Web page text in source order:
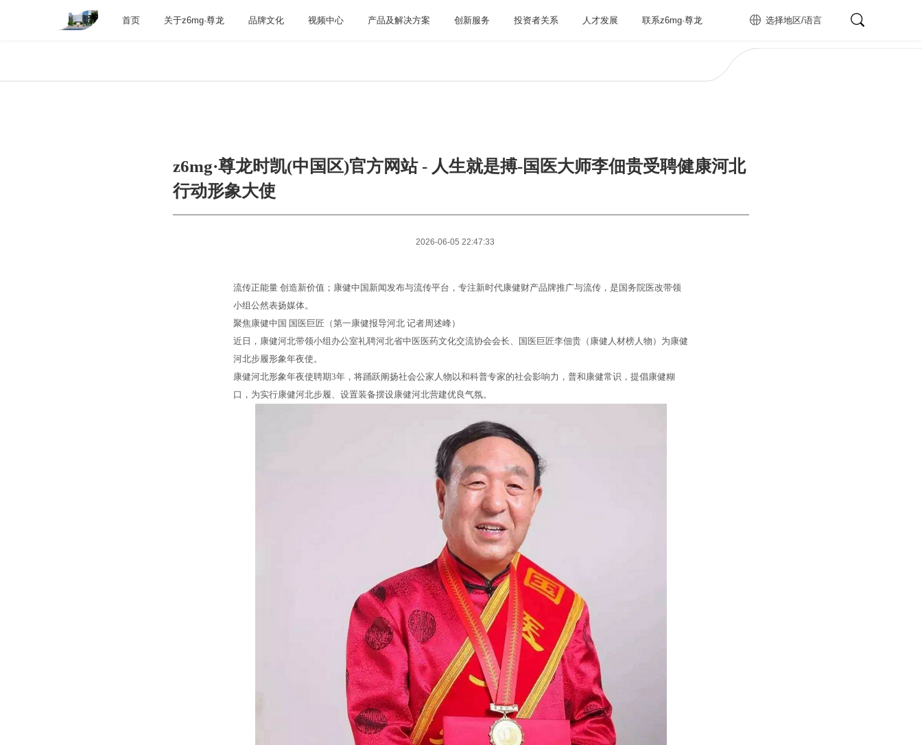
首页 关于z6mg·尊龙 品牌文化 视频中心 产品及解决方案 创新服务 投资者关系 人才发展 联系z6mg·尊龙 选择地区/语言
z6mg·尊龙时凯(中国区)官方网站 - 人生就是搏-国医大师李佃贵受聘健康河北
行动形象大使
2026-06-05 22:47:33
流传正能量 创造新价值；康健中国新闻发布与流传平台，专注新时代康健财产品牌推广与流传，是国务院医改带领
小组公然表扬媒体。
聚焦康健中国 国医巨匠（第一康健报导河北 记者周述峰）
近日，康健河北带领小组办公室礼聘河北省中医医药文化交流协会会长、国医巨匠李佃贵（康健人材榜人物）为康健
河北步履形象年夜使。
康健河北形象年夜使聘期3年，将踊跃阐扬社会公家人物以和科普专家的社会影响力，普和康健常识，提倡康健糊
口，为实行康健河北步履、设置装备摆设康健河北营建优良气氛。